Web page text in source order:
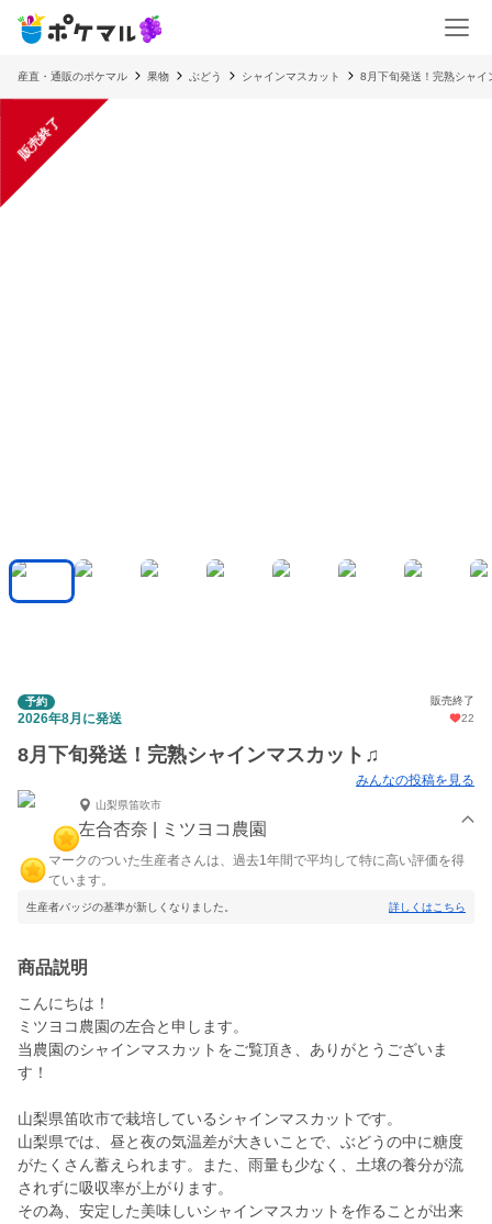
産直・通販のポケマル 果物 ぶどう シャインマスカット 8月下旬発送！完熟シャ
販売終了
予約 販売終了
2026年8月に発送 22
8月下旬発送！完熟シャインマスカット♫
みんなの投稿を見る
山梨県笛吹市
左合杏奈 | ミツヨコ農園
マークのついた生産者さんは、過去1年間で平均して特に高い評価を得
ています。
生産者バッジの基準が新しくなりました。 詳しくはこちら
商品説明
こんにちは！
ミツヨコ農園の左合と申します。
当農園のシャインマスカットをご覧頂き、ありがとうございま
す！
山梨県笛吹市で栽培しているシャインマスカットです。
山梨県では、昼と夜の気温差が大きいことで、ぶどうの中に糖度
がたくさん蓄えられます。また、雨量も少なく、土壌の養分が流
されずに吸収率が上がります。
その為、安定した美味しいシャインマスカットを作ることが出来